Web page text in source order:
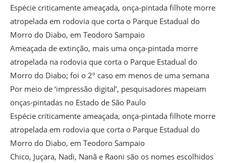
Espécie criticamente ameaçada, onça-pintada filhote morre
atropelada em rodovia que corta o Parque Estadual do
Morro do Diabo, em Teodoro Sampaio
Ameaçada de extinção, mais uma onça-pintada morre
atropelada na rodovia que corta o Parque Estadual do
Morro do Diabo; foi o 2º caso em menos de uma semana
Por meio de ‘impressão digital’, pesquisadores mapeiam
onças-pintadas no Estado de São Paulo
Espécie criticamente ameaçada, onça-pintada filhote morre
atropelada em rodovia que corta o Parque Estadual do
Morro do Diabo, em Teodoro Sampaio
Chico, Juçara, Nadi, Nanã e Raoni são os nomes escolhidos